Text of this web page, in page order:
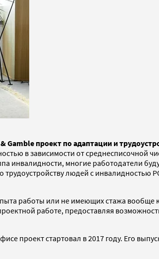
проект по адаптации и
в зависимости от среднесписочной
инвалидности, многие работодатели
людей с
работы или не имеющих стажа вообще
работе, предоставляя
проект стартовал в 2017 году. Его